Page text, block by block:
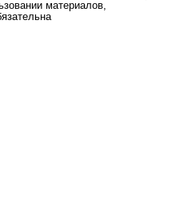
материалов,